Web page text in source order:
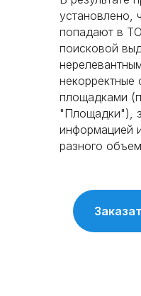
установлено,
попадают в
поисковой
некорректные
площадками
"Площадки"),
информацией
разного